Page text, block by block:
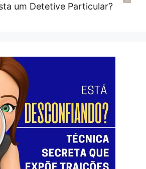
um Detetive Particular?